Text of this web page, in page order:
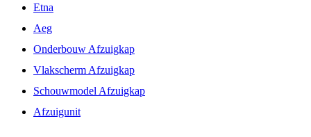
Etna
Aeg
Onderbouw Afzuigkap
Vlakscherm Afzuigkap
Schouwmodel Afzuigkap
Afzuigunit